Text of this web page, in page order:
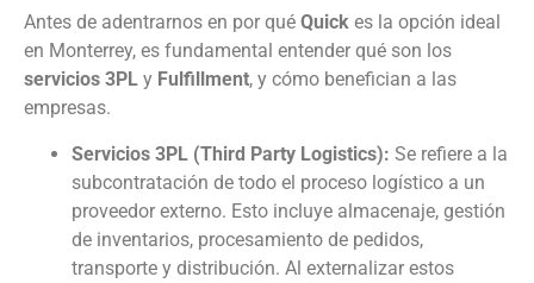
Antes de adentrarnos en por qué Quick es la opción ideal
en Monterrey, es fundamental entender qué son los
servicios 3PL y Fulfillment, y cómo benefician a las
empresas.
Servicios 3PL (Third Party Logistics): Se refiere a la
subcontratación de todo el proceso logístico a un
proveedor externo. Esto incluye almacenaje, gestión
de inventarios, procesamiento de pedidos,
transporte y distribución. Al externalizar estos